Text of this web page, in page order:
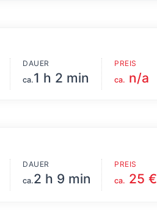
DAUER
ca.1 h 2 min
PREIS
ca. n/a
DAUER
ca.2 h 9 min
PREIS
ca. 25 €